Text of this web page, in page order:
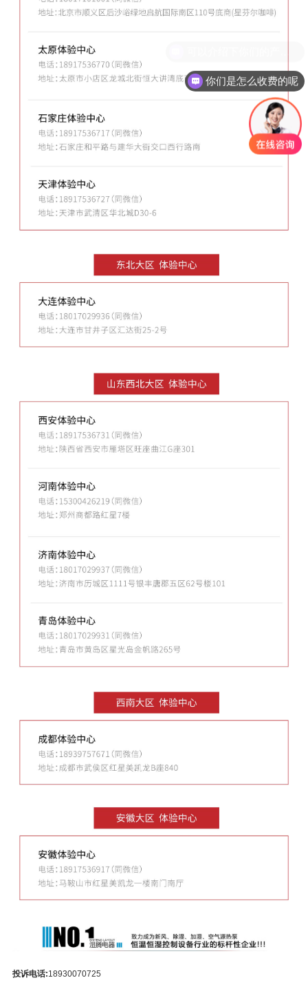
投诉电话:18930070725
你们是怎么收费的呢